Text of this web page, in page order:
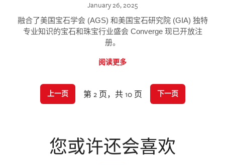
January 26, 2025
融合了美国宝石学会 (AGS) 和美国宝石研究院 (GIA) 独特
专业知识的宝石和珠宝行业盛会 Converge 现已开放注
册。
阅读更多
上一页 第 2 页，共 10 页 下一页
您或许还会喜欢